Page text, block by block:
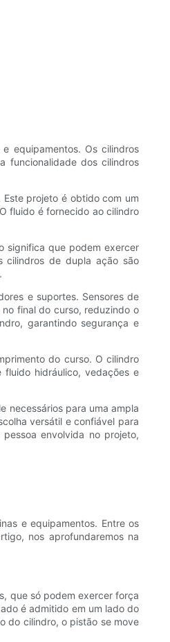
equipamentos. Os cilindros
funcionalidade dos cilindros
projeto é obtido com um
fluido é fornecido ao cilindro
significa que podem exercer
cilindros de dupla ação são
e suportes. Sensores de
final do curso, reduzindo o
garantindo segurança e
do curso. O cilindro
hidráulico, vedações e
necessários para uma ampla
versátil e confiável para
envolvida no projeto,
e equipamentos. Entre os
nos aprofundaremos na
que só podem exercer força
é admitido em um lado do
do cilindro, o pistão se move